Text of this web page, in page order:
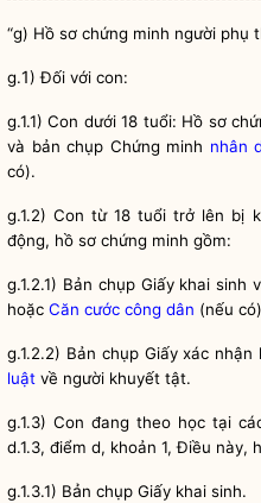
“g) Hồ sơ chứng minh người phụ
g.1) Đối với con:
g.1.1) Con dưới 18 tuổi: Hồ sơ
và bản chụp Chứng minh nhân
có).
g.1.2) Con từ 18 tuổi trở lên bị
động, hồ sơ chứng minh gồm:
g.1.2.1) Bản chụp Giấy khai sinh
hoặc Căn cước công dân (nếu
g.1.2.2) Bản chụp Giấy xác
luật về người khuyết tật.
g.1.3) Con đang theo học tại
d.1.3, điểm d, khoản 1, Điều này,
g.1.3.1) Bản chụp Giấy khai sinh.